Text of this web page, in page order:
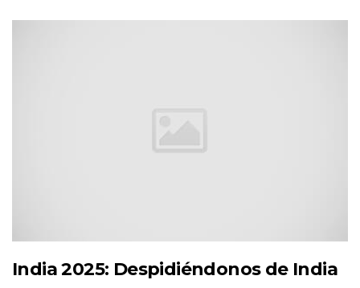
India 2025: Despidiéndonos de India